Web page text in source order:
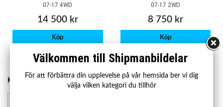
07-17 4WD
14 500 kr
Köp
07-17 2WD
8 750 kr
Köp
KONTAKTA OSS HANDLA
Välkommen till Shipmanbildelar
För att förbättra din upplevelse på vår hemsida ber vi dig
välja vilken kategori du tillhör